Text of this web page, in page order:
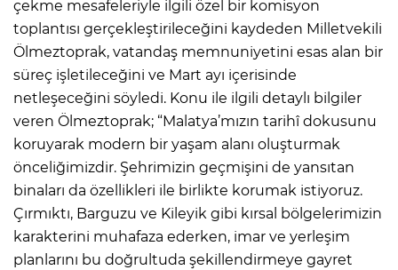
çekme mesafeleriyle ilgili özel bir komisyon
toplantısı gerçekleştirileceğini kaydeden Milletvekili
Ölmeztoprak, vatandaş memnuniyetini esas alan bir
süreç işletileceğini ve Mart ayı içerisinde
netleşeceğini söyledi. Konu ile ilgili detaylı bilgiler
veren Ölmeztoprak; “Malatya’mızın tarihî dokusunu
koruyarak modern bir yaşam alanı oluşturmak
önceliğimizdir. Şehrimizin geçmişini de yansıtan
binaları da özellikleri ile birlikte korumak istiyoruz.
Çırmıktı, Barguzu ve Kileyik gibi kırsal bölgelerimizin
karakterini muhafaza ederken, imar ve yerleşim
planlarını bu doğrultuda şekillendirmeye gayret